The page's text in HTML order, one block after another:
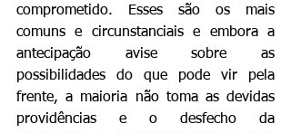
comprometido. Esses são os mais
comuns e circunstanciais e embora a
antecipação avise sobre as
possibilidades do que pode vir pela
frente, a maioria não toma as devidas
providências e o desfecho da